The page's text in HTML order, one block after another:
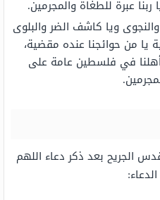
عبرة للطغاة والمجرمين.
ويا كاشف الضر والبلوى
يا من حوائجنا عنده مقضية،
في فلسطين عامة على
الجريح بعد ذكر دعاء اللهم